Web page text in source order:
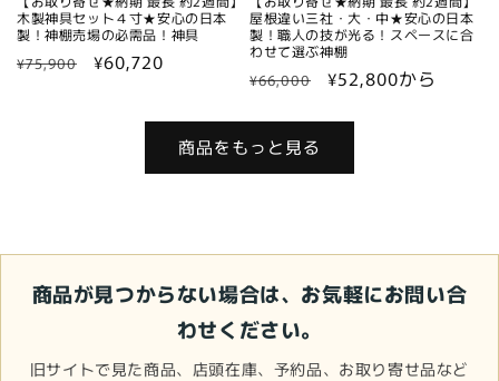
木製神具セット４寸★安心の日本
製！神棚売場の必需品！神具
通
¥75,900
セ
¥60,720
屋根違い三社・大・中★安心の日本
製！職人の技が光る！スペースに合
わせて選ぶ神棚
通
格
¥66,000
セ
¥52,800から
商品をもっと見る
商品が見つからない場合は、お気軽にお問い合
わせください。
旧サイトで見た商品、店頭在庫、予約品、お取り寄せ品など